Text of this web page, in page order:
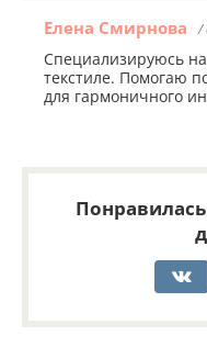
Елена Смирнова /
Специализируюсь
текстиле. Помогаю
для гармоничного
Понравилась